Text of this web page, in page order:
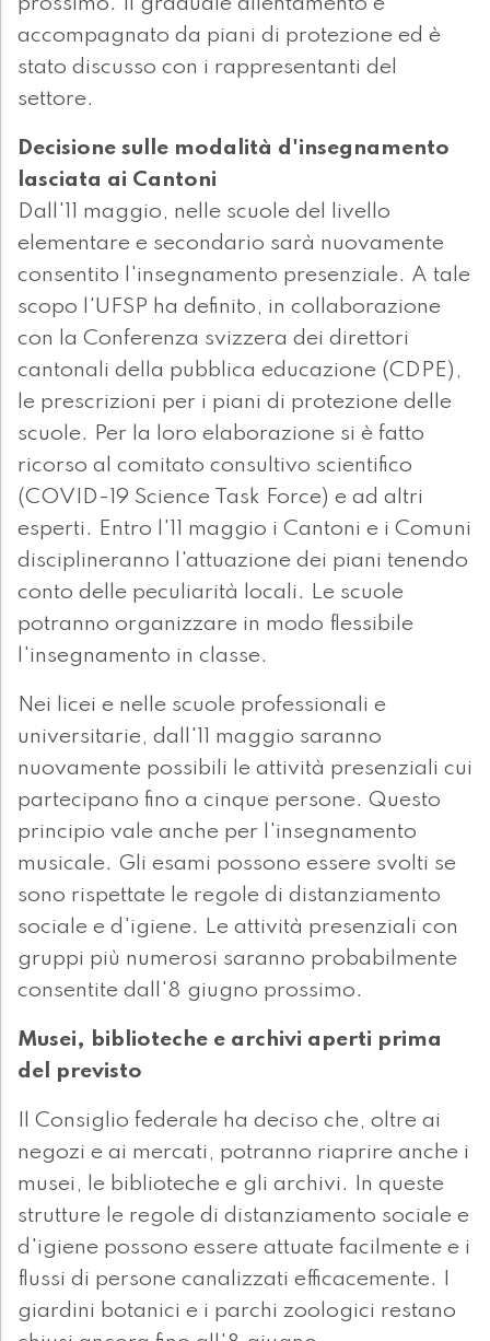
prossimo. Il graduale allentamento è
accompagnato da piani di protezione ed è
stato discusso con i rappresentanti del
settore.
Decisione sulle modalità d'insegnamento
lasciata ai Cantoni
Dall'11 maggio, nelle scuole del livello
elementare e secondario sarà nuovamente
consentito l'insegnamento presenziale. A tale
scopo l'UFSP ha definito, in collaborazione
con la Conferenza svizzera dei direttori
cantonali della pubblica educazione (CDPE),
le prescrizioni per i piani di protezione delle
scuole. Per la loro elaborazione si è fatto
ricorso al comitato consultivo scientifico
(COVID-19 Science Task Force) e ad altri
esperti. Entro l'11 maggio i Cantoni e i Comuni
disciplineranno l'attuazione dei piani tenendo
conto delle peculiarità locali. Le scuole
potranno organizzare in modo flessibile
l'insegnamento in classe.
Nei licei e nelle scuole professionali e
universitarie, dall'11 maggio saranno
nuovamente possibili le attività presenziali cui
partecipano fino a cinque persone. Questo
principio vale anche per l'insegnamento
musicale. Gli esami possono essere svolti se
sono rispettate le regole di distanziamento
sociale e d'igiene. Le attività presenziali con
gruppi più numerosi saranno probabilmente
consentite dall'8 giugno prossimo.
Musei, biblioteche e archivi aperti prima
del previsto
Il Consiglio federale ha deciso che, oltre ai
negozi e ai mercati, potranno riaprire anche i
musei, le biblioteche e gli archivi. In queste
strutture le regole di distanziamento sociale e
d'igiene possono essere attuate facilmente e i
flussi di persone canalizzati efficacemente. I
giardini botanici e i parchi zoologici restano